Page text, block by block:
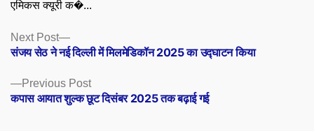
एमिकस क्यूरी क�...
Posts
navigation
Previous PostPrevious
post:
कपास आयात शुल्क छूट दिसंबर 2025 तक बढ़ाई गई
Next Post
Next
post:
संजय सेठ ने नई दिल्ली में मिलमेडिकॉन 2025 का उद्घाटन किया